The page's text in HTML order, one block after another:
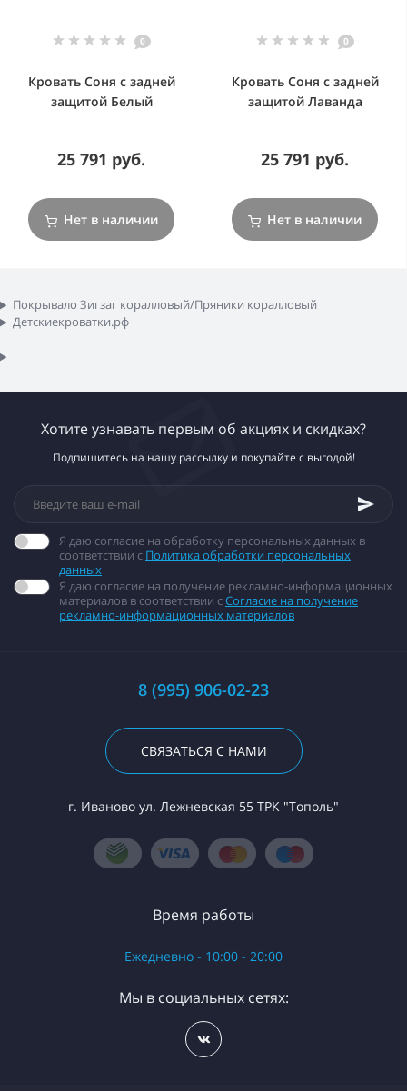
0
Кровать Соня с задней
защитой Белый
25 791 руб.
Нет в наличии
0
Кровать Соня с задней
защитой Лаванда
25 791 руб.
Нет в наличии
Покрывало Зигзаг коралловый/Пряники коралловый
Детскиекроватки.рф
Хотите узнавать первым об акциях и скидках?
Подпишитесь на нашу рассылку и покупайте с выгодой!
Я даю согласие на обработку персональных данных в
соответствии с Политика обработки персональных
данных
Я даю согласие на получение рекламно-информационных
материалов в соответствии сСогласие на получение
рекламно-информационных материалов
8 (995) 906-02-23
СВЯЗАТЬСЯ С НАМИ
г. Иваново ул. Лежневская 55 ТРК "Тополь"
Время работы
Ежедневно - 10:00 - 20:00
Мы в социальных сетях: